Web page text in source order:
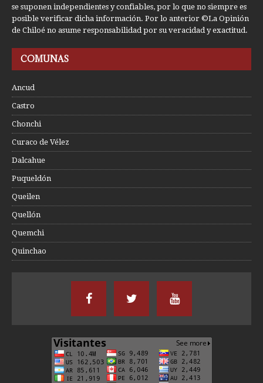
se suponen independientes y confiables, por lo que no siempre es
posible verificar dicha información. Por lo anterior ©La Opinión
de Chiloé no asume responsabilidad por su veracidad y exactitud.
COMUNAS
Ancud
Castro
Chonchi
Curaco de Vélez
Dalcahue
Puqueldón
Queilen
Quellón
Quemchi
Quinchao